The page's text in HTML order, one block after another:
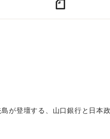
登壇する、山口銀行と日本